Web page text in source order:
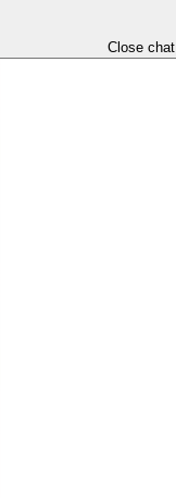
Close chat